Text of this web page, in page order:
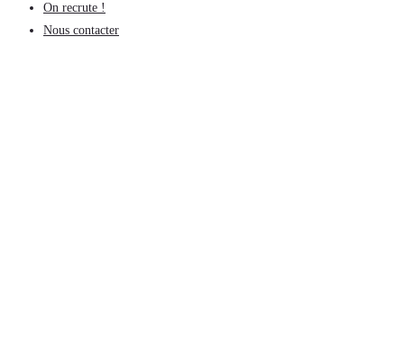
On recrute !
Nous contacter